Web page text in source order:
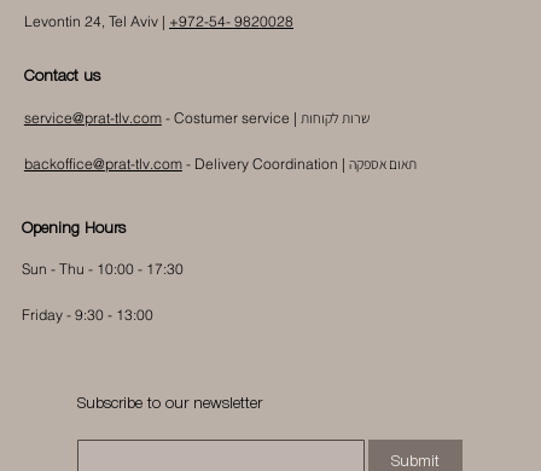
Levontin 24, Tel Aviv | +972-54- 9820028
Contact us
service@prat-tlv.com- Costumer service | שרות לקוחות
backoffice@prat-tlv.com- Delivery Coordination | תאום אספקה
Subscribe to our newsletter
Submit
Opening Hours
Sun - Thu - 10:00 - 17:30
Friday - 9:30 - 13:00